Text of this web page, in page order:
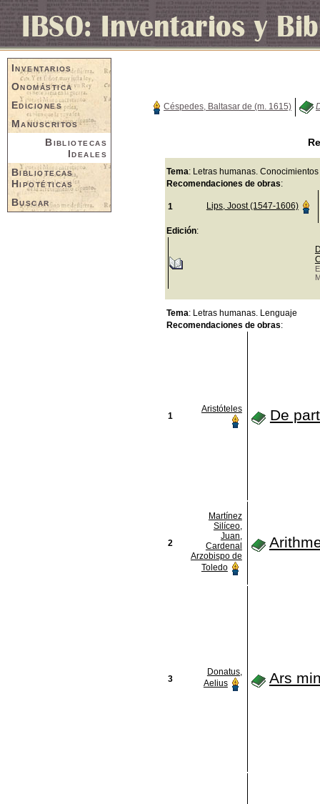
Inventarios
Onomástica
Ediciones
Manuscritos
Bibliotecas
Ideales
Bibliotecas
Hipotéticas
Buscar
Céspedes, Baltasar de (m. 1615)
Tema: Letras humanas. Conocimientos
Recomendaciones de obras:
1 Lips, Joost (1547-1606)
Edición:
Tema: Letras humanas. Lenguaje
Recomendaciones de obras:
1
Aristóteles De
2
Martínez
Silíceo,
Juan,
Cardenal
Arzobispo de
Toledo
3
Donatus,
Aelius
Ars